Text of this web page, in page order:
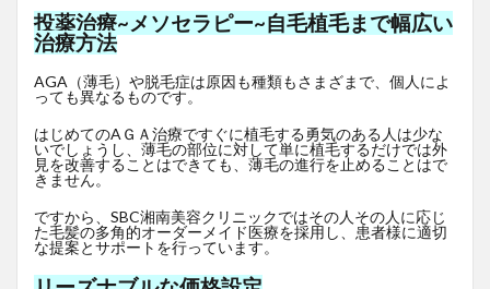
投薬治療~メソセラピー~自毛植毛まで幅広い
治療方法
AGA（薄毛）や脱毛症は原因も種類もさまざまで、個人によ
っても異なるものです。
はじめてのAＧＡ治療ですぐに植毛する勇気のある人は少な
いでしょうし、薄毛の部位に対して単に植毛するだけでは外
見を改善することはできても、薄毛の進行を止めることはで
きません。
ですから、SBC湘南美容クリニックではその人その人に応じ
た毛髪の多角的オーダーメイド医療を採用し、患者様に適切
な提案とサポートを行っています。